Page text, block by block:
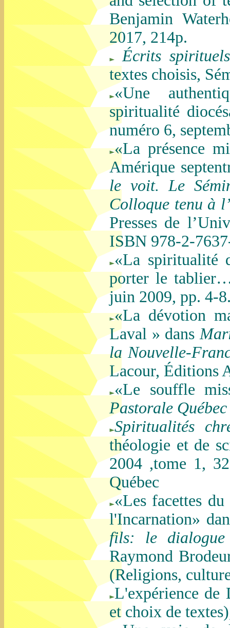
Benjamin
2017, 214p.
Écrits
textes choisis,
«Une
spiritualité
numéro 6,
«La présence
Amérique
le voit. Le
Colloque tenu à
Presses de
ISBN 978-2-
«La spiritualité
porter le
juin 2009, pp. 4-
«La dévotion
Laval » dans
la Nouvelle-
Lacour, Éditions
«Le souffle
Pastorale Québec
Spiritualités
théologie et de
2004 ,tome 1,
Québec
«Les facettes
l'Incarnation»
fils: le
Raymond
(Religions,
L'expérience de
et choix de